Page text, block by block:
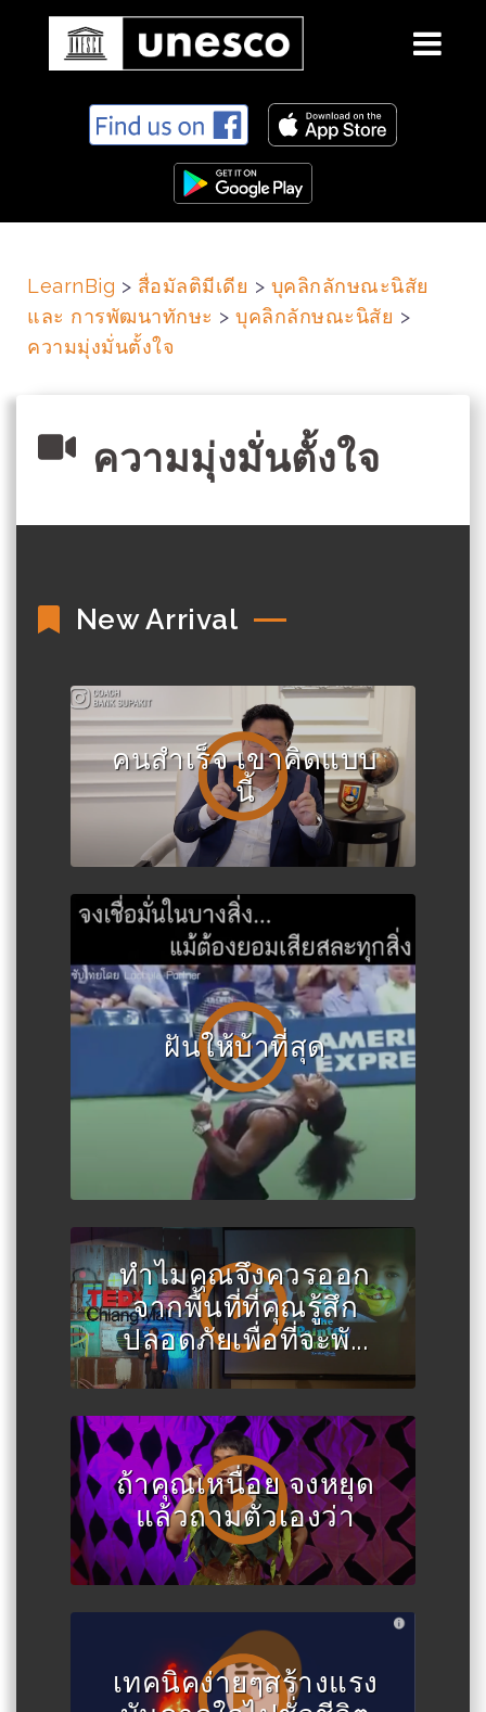
n
LearnBig > สื่อมัลติมีเดีย > บุคลิกลักษณะนิสัย
และ การพัฒนาทักษะ > บุคลิกลักษณะนิสัย >
ความมุ่งมั่นตั้งใจ
ความมุ่งมั่นตั้งใจ
New Arrival
คนสำเร็จ เขาคิดแบบ
นี้
ฝันให้บ้าที่สุด
ทำไมคุณจึงควรออก
จากพื้นที่ที่คุณรู้สึก
ปลอดภัยเพื่อที่จะพั...
ถ้าคุณเหนื่อย จงหยุด
แล้วถามตัวเองว่า
เทคนิคง่ายๆสร้างแรง